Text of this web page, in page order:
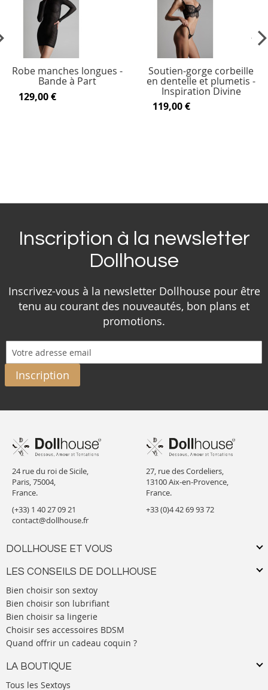
Robe manches longues -
Bande à Part
129,00 €
Soutien-gorge corbeille
en dentelle et plumetis -
Inspiration Divine
119,00 €
Inscription à la newsletter
Dollhouse
Inscrivez-vous à la newsletter Dollhouse pour être
tenu au courant des nouveautés, bon plans et
promotions.
Inscription
24 rue du roi de Sicile,
Paris, 75004,
France.
(+33) 1 40 27 09 21
contact@dollhouse.fr
DOLLHOUSE ET VOUS
LES CONSEILS DE DOLLHOUSE
Bien choisir son sextoy
Bien choisir son lubrifiant
Bien choisir sa lingerie
Choisir ses accessoires BDSM
Quand offrir un cadeau coquin ?
LA BOUTIQUE
Tous les Sextoys
27, rue des Cordeliers,
13100 Aix-en-Provence,
France.
+33 (0)4 42 69 93 72